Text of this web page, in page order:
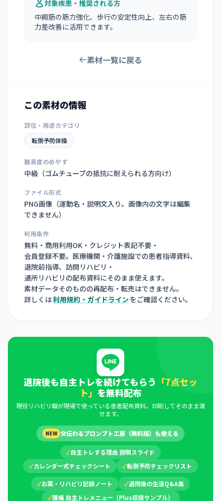
対象疾患・推奨される方
中殿筋の筋力強化、歩行の安定性向上、左右の筋
力差改善に活用できます。
素材一覧に戻る
この素材の情報
部位・用途カテゴリ
転倒予防体操
難易度のめやす
中級（ゴムチューブの抵抗に耐えられる方向け）
ファイル形式
PNG画像（運動名・説明文入り。画像内の文字は編集
できません）
利用条件
無料・商用利用OK・クレジット表記不要・
会員登録不要。医療機関・介護施設での患者指導資料、
退院前指導、訪問リハビリ・
通所リハビリの配布資料にそのまま使えます。
素材データそのものの再配布・転売はできません。
詳しくは利用規約・ガイドライン をご確認ください。
退院後も自主トレを続けてもらう 「7点セッ
ト」 を無料配布
現役リハビリ職が現場で使っている患者配布資料。印刷してそのまま渡
せます。
NEW 🛠伝わるプロンプト工房（無料版）も使える
✓自主トレする理由 説明スライド
✓カレンダー式チェックシート ✓転倒予防チェックリスト
✓お薬・リハビリ記録ノート ✓退院後の生活Q&A集
✓腰痛 自主トレメニュー（Plus収録サンプル）